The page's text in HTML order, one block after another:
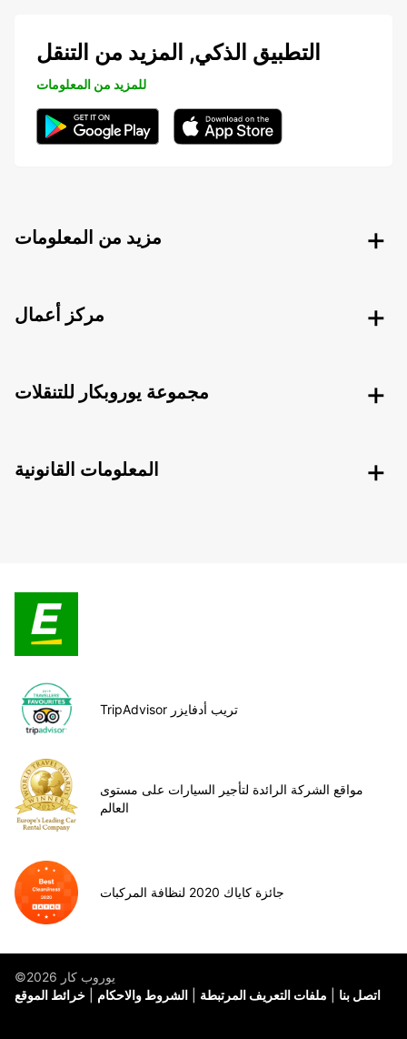
التطبيق الذكي, المزيد من التنقل
للمزيد من المعلومات
مزيد من المعلومات
مركز أعمال
مجموعة يوروبكار للتنقلات
المعلومات القانونية
TripAdvisor تريب أدفايزر
مواقع الشركة الرائدة لتأجير السيارات على مستوى
العالم
جائزة كاياك 2020 لنظافة المركبات
©يوروب كار 2026
خرائط الموقع
الشروط والاحكام ملفات التعريف المرتبطة اتصل بنا